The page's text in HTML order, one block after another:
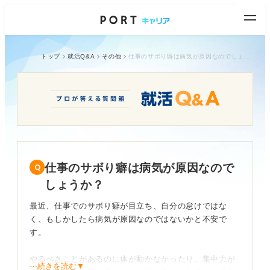
トップ 就活Q&A その他
仕事のサボり癖は病気が原因なので
しょうか？
最近、仕事でのサボり癖が目立ち、自分の怠けではな
く、もしかしたら病気が原因なのではないかと不安で
す。
やるべきことがあるのに体が動かなかったり、集中力が
⋯続きを読む▼